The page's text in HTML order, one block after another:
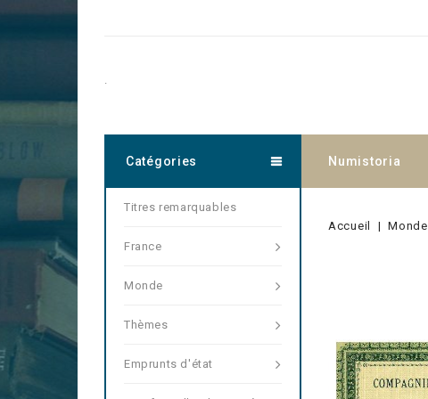
.
Numistoria
Catégories
Titres remarquables
France
Monde
Thèmes
Emprunts d'état
Accueil Monde